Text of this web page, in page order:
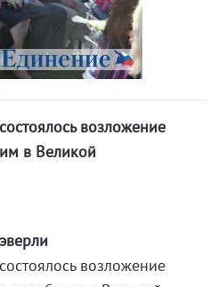
возложение
в Великой
возложение